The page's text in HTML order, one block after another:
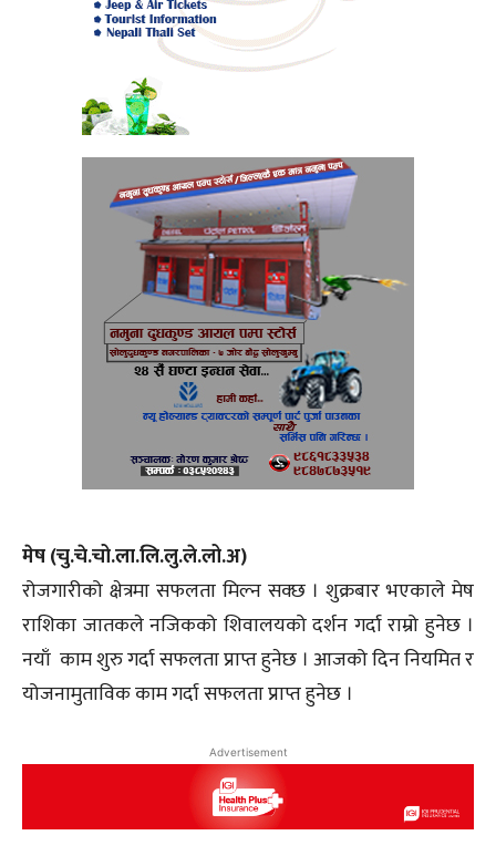
मेष (चु.चे.चो.ला.लि.लु.ले.लो.अ)
रोजगारीको क्षेत्रमा सफलता मिल्न सक्छ । शुक्रबार भएकाले मेष
राशिका जातकले नजिकको शिवालयको दर्शन गर्दा राम्रो हुनेछ ।
नयाँ काम शुरु गर्दा सफलता प्राप्त हुनेछ । आजको दिन नियमित र
योजनामुताविक काम गर्दा सफलता प्राप्त हुनेछ ।
Advertisement